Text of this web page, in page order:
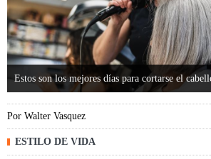
Estos son los mejores días para cortarse el
ESTILO DE VIDA
Por Walter Vasquez